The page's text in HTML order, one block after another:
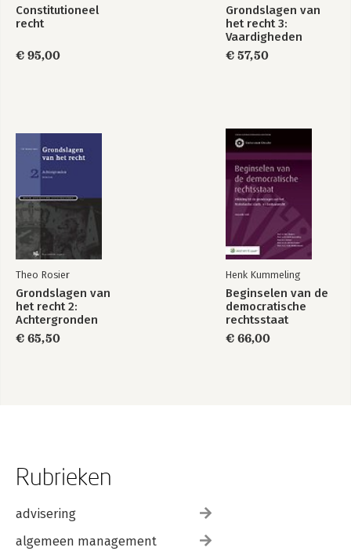
Constitutioneel
recht
€ 95,00
Grondslagen van
het recht 3:
Vaardigheden
€ 57,50
Theo Rosier
Grondslagen van
het recht 2:
Achtergronden
€ 65,50
Henk Kummeling
Beginselen van de
democratische
rechtsstaat
€ 66,00
Rubrieken
advisering
algemeen management